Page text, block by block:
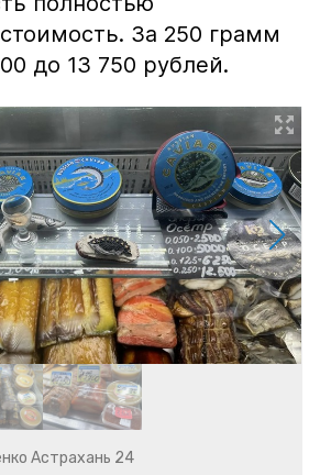
За 250 грамм
до 13 750 рублей.
Астрахань 24